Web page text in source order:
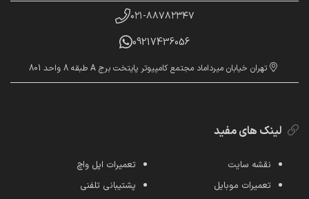
۰۲۱-۸۸۷۸۲۳۴۷
09217436056
تهران خیابان میرداماد مجتمع کامپیوتر پایتخت برج A طبقه 8 واحد 801
لینک های مفید
نقشه سایت
تعمیرات موبایل
تعمیرات اپل واچ
پشتیبانی تلفنی